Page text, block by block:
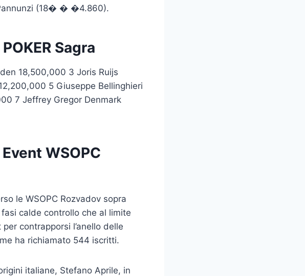
(18� � �4.860).
Sagra
18,500,000 3 Joris Ruijs
5 Giuseppe Bellinghieri
7 Jeffrey Gregor Denmark
WSOPC
le WSOPC Rozvadov sopra
calde controllo che al limite
contrapporsi l’anello delle
ha richiamato 544 iscritti.
italiane, Stefano Aprile, in